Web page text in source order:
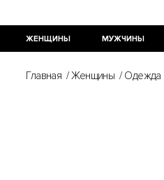
ЖЕНЩИНЫ МУЖЧИНЫ
Главная / Женщины / Одежда